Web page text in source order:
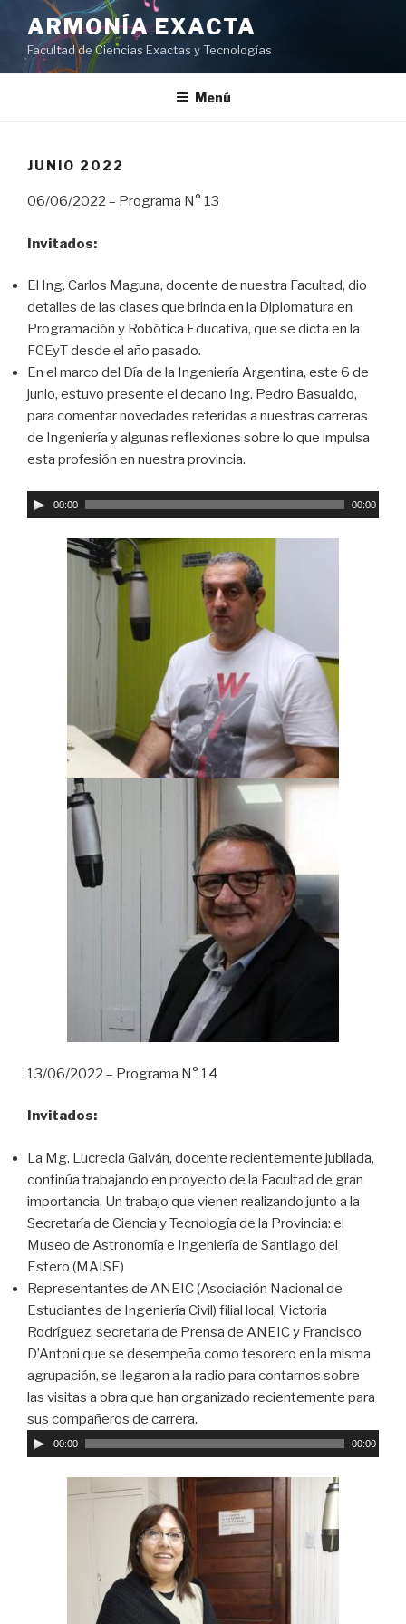
contenido
ARMONÍA EXACTA
Facultad de Ciencias Exactas y Tecnologías
Menú
JUNIO 2022
06/06/2022 – Programa N° 13
Invitados:
El Ing. Carlos Maguna, docente de nuestra Facultad, dio
detalles de las clases que brinda en la Diplomatura en
Programación y Robótica Educativa, que se dicta en la
FCEyT desde el año pasado.
En el marco del Día de la Ingeniería Argentina, este 6 de
junio, estuvo presente el decano Ing. Pedro Basualdo,
para comentar novedades referidas a nuestras carreras
de Ingeniería y algunas reflexiones sobre lo que impulsa
esta profesión en nuestra provincia.
R
e
00:00 00:00
13/06/2022 – Programa N° 14
Invitados:
La Mg. Lucrecia Galván, docente recientemente jubilada,
continúa trabajando en proyecto de la Facultad de gran
importancia. Un trabajo que vienen realizando junto a la
Secretaría de Ciencia y Tecnología de la Provincia: el
Museo de Astronomía e Ingeniería de Santiago del
Estero (MAISE)
Representantes de ANEIC (Asociación Nacional de
Estudiantes de Ingeniería Civil) filial local, Victoria
Rodríguez, secretaria de Prensa de ANEIC y Francisco
D’Antoni que se desempeña como tesorero en la misma
agrupación, se llegaron a la radio para contarnos sobre
las visitas a obra que han organizado recientemente para
sus compañeros de carrera.
e
p
r
d
c
t
o
00:00 00:00